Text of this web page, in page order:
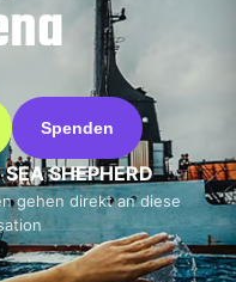
Spenden
SEA SHEPHERD
gehen direkt an diese